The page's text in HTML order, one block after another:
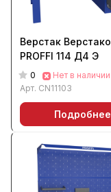
Верстак Верстакофф
PROFFI 114 Д4 Э
0
Нет в наличии
Арт. CN11103
Подробнее